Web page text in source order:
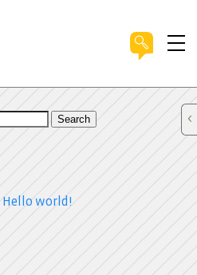
Search
Hello world!